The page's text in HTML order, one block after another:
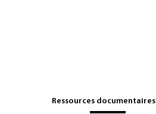
Ressources documentaires